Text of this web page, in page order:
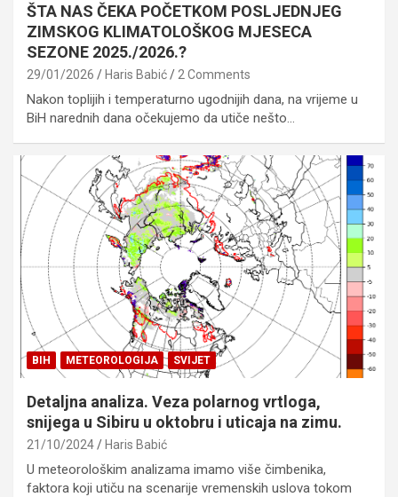
ŠTA NAS ČEKA POČETKOM POSLJEDNJEG
ZIMSKOG KLIMATOLOŠKOG MJESECA
SEZONE 2025./2026.?
29/01/2026 Haris Babić 2 Comments
Nakon toplijih i temperaturno ugodnijih dana, na vrijeme u
BiH narednih dana očekujemo da utiče nešto…
BIH METEOROLOGIJA SVIJET
Detaljna analiza. Veza polarnog vrtloga,
snijega u Sibiru u oktobru i uticaja na zimu.
21/10/2024 Haris Babić
U meteorološkim analizama imamo više čimbenika,
faktora koji utiču na scenarije vremenskih uslova tokom